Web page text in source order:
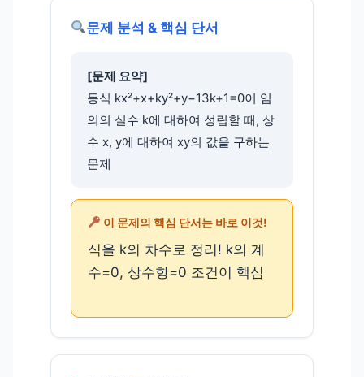
문제 분석 & 핵심 단서
[문제 요약]
등식 kx²+x+ky²+y−13k+1=0이 임
의의 실수 k에 대하여 성립할 때, 상
수 x, y에 대하여 xy의 값을 구하는
문제
이 문제의 핵심 단서는 바로 이것!
식을 k의 차수로 정리! k의 계
수=0, 상수항=0 조건이 핵심